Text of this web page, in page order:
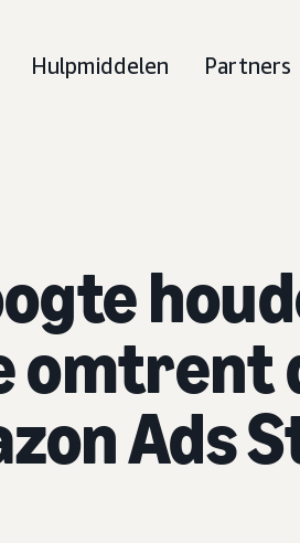
Hulpmiddelen Partners
omtrent
Ads